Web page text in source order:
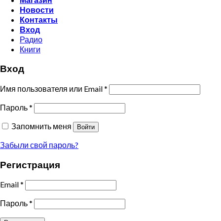
Новости
Контакты
Вход
Радио
Книги
Вход
Имя пользователя или Email*
Пароль*
Запомнить меня
Войти
Забыли свой пароль?
Регистрация
Email*
Пароль*